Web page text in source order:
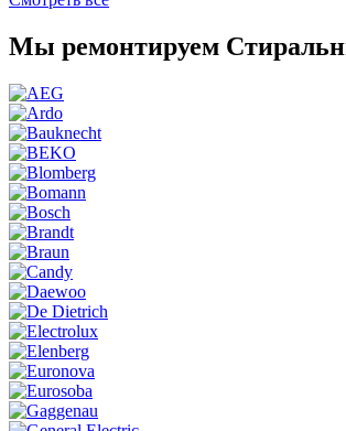
Мы ремонтируем